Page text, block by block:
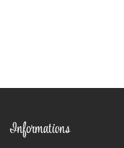
Informations